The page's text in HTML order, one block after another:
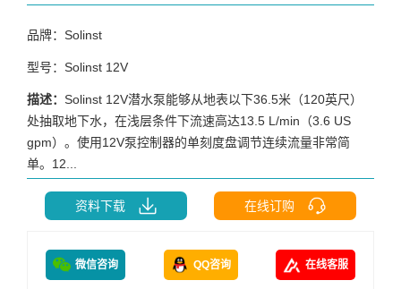
品牌：Solinst
型号：Solinst 12V
描述： Solinst 12V潜水泵能够从地表以下36.5米（120英尺）
处抽取地下水，在浅层条件下流速高达13.5 L/min（3.6 US
gpm）。使用12V泵控制器的单刻度盘调节连续流量非常简
单。12...
资料下载 在线订购
微信咨询 QQ咨询 在线客服